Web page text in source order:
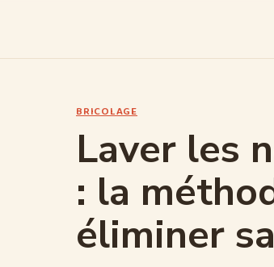
BRICOLAGE
Laver les
: la
éliminer